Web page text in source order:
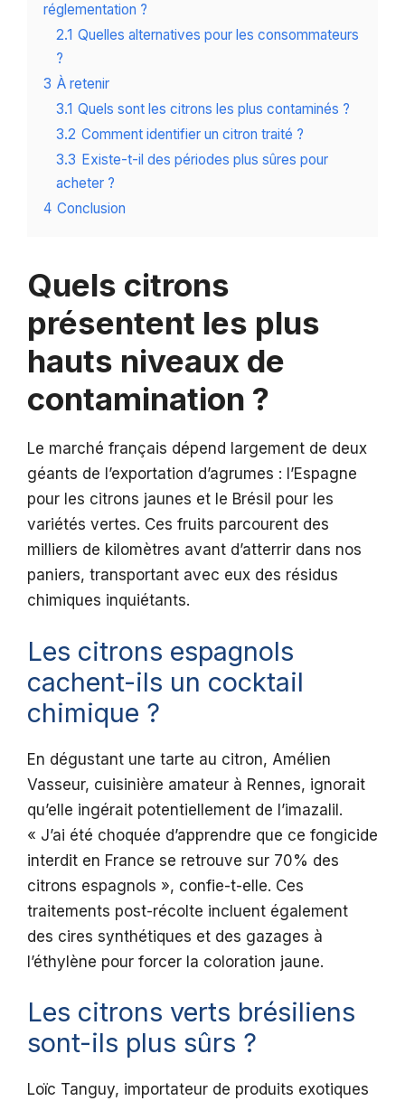
réglementation ?
2.1 Quelles alternatives pour les consommateurs
?
3 À retenir
3.1 Quels sont les citrons les plus contaminés ?
3.2 Comment identifier un citron traité ?
3.3 Existe-t-il des périodes plus sûres pour
acheter ?
4 Conclusion
Quels citrons
présentent les plus
hauts niveaux de
contamination ?
Le marché français dépend largement de deux
géants de l’exportation d’agrumes : l’Espagne
pour les citrons jaunes et le Brésil pour les
variétés vertes. Ces fruits parcourent des
milliers de kilomètres avant d’atterrir dans nos
paniers, transportant avec eux des résidus
chimiques inquiétants.
Les citrons espagnols
cachent-ils un cocktail
chimique ?
En dégustant une tarte au citron, Amélien
Vasseur, cuisinière amateur à Rennes, ignorait
qu’elle ingérait potentiellement de l’imazalil.
« J’ai été choquée d’apprendre que ce fongicide
interdit en France se retrouve sur 70% des
citrons espagnols », confie-t-elle. Ces
traitements post-récolte incluent également
des cires synthétiques et des gazages à
l’éthylène pour forcer la coloration jaune.
Les citrons verts brésiliens
sont-ils plus sûrs ?
Loïc Tanguy, importateur de produits exotiques